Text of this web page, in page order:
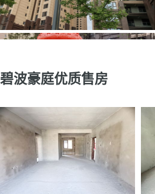
碧波豪庭优质售房